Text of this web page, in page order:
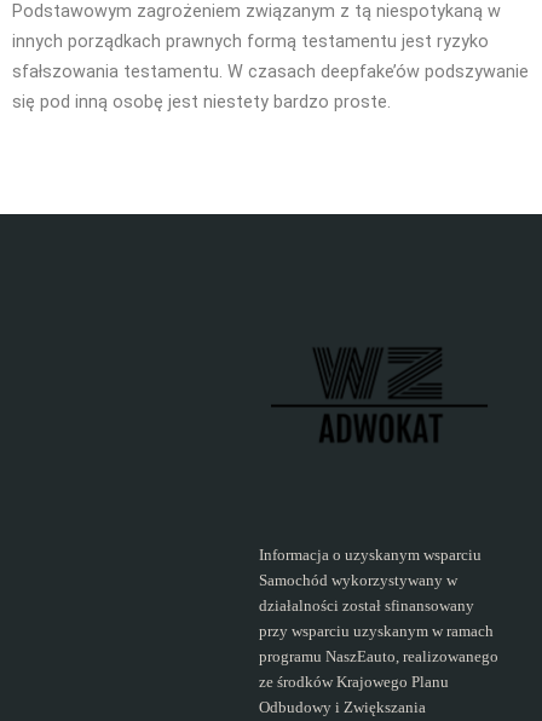
Podstawowym zagrożeniem związanym z tą niespotykaną w
innych porządkach prawnych formą testamentu jest ryzyko
sfałszowania testamentu. W czasach deepfake’ów podszywanie
się pod inną osobę jest niestety bardzo proste.
Informacja o uzyskanym wsparciu
Samochód wykorzystywany w
działalności został sfinansowany
przy wsparciu uzyskanym w ramach
programu NaszEauto, realizowanego
ze środków Krajowego Planu
Odbudowy i Zwiększania